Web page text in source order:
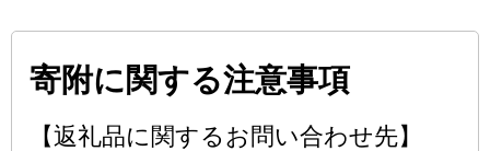
寄附に関する注意事項
【返礼品に関するお問い合わせ先】